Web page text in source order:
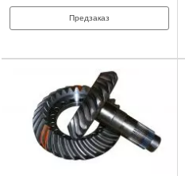
Предзаказ